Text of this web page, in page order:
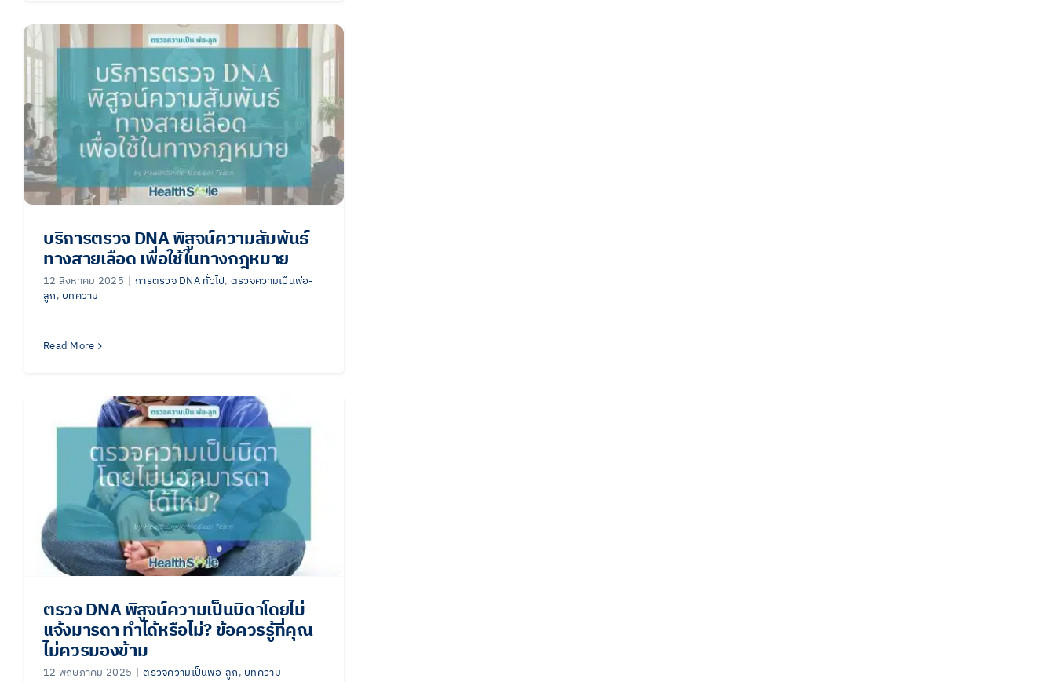
บริการตรวจ DNA พิสูจน์ความสัมพันธ์
ทางสายเลือด เพื่อใช้ในทางกฎหมาย
12 สิงหาคม 2025 | การตรวจ DNA ทั่วไป, ตรวจความเป็นพ่อ-
ลูก, บทความ
Read More
ตรวจ DNA พิสูจน์ความเป็นบิดาโดยไม่
แจ้งมารดา ทำได้หรือไม่? ข้อควรรู้ที่คุณ
ไม่ควรมองข้าม
12 พฤษภาคม 2025 | ตรวจความเป็นพ่อ-ลูก, บทความ